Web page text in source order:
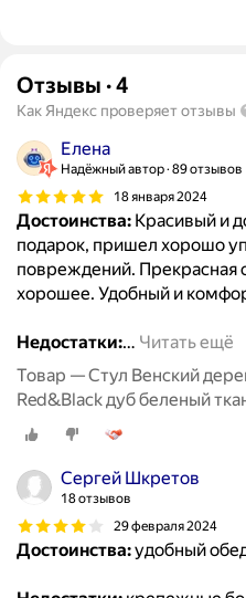
Отзывы ·4
Как Яндекс проверяет отзывы
Елена
Надёжный автор 89 отзывов
18 января 2024
Достоинства: Красивый и
подарок, пришел хорошо
повреждений. Прекрасная
хорошее. Удобный и
Недостатки:… Читать ещё
Товар — Стул Венский
Red&Black дуб беленый
Сергей Шкретов
18 отзывов
29 февраля 2024
Достоинства:удобный